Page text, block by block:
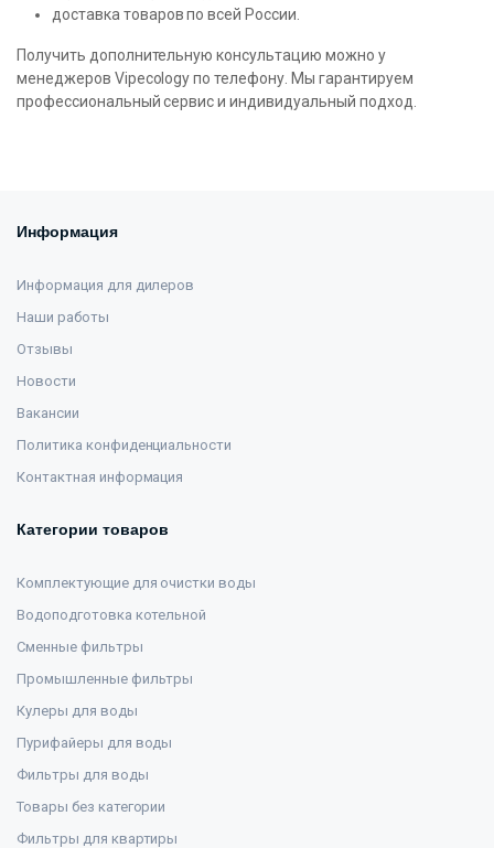
доставка товаров по всей России.
Получить дополнительную консультацию можно у
менеджеров Vipecology по телефону. Мы гарантируем
профессиональный сервис и индивидуальный подход.
Информация
Информация для дилеров
Наши работы
Отзывы
Новости
Вакансии
Политика конфиденциальности
Контактная информация
Категории товаров
Комплектующие для очистки воды
Водоподготовка котельной
Сменные фильтры
Промышленные фильтры
Кулеры для воды
Пурифайеры для воды
Фильтры для воды
Товары без категории
Фильтры для квартиры